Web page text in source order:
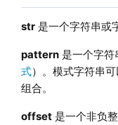
str是一个字符串或
pattern是一个字符
式）。模式字符串
组合。
offset是一个非负